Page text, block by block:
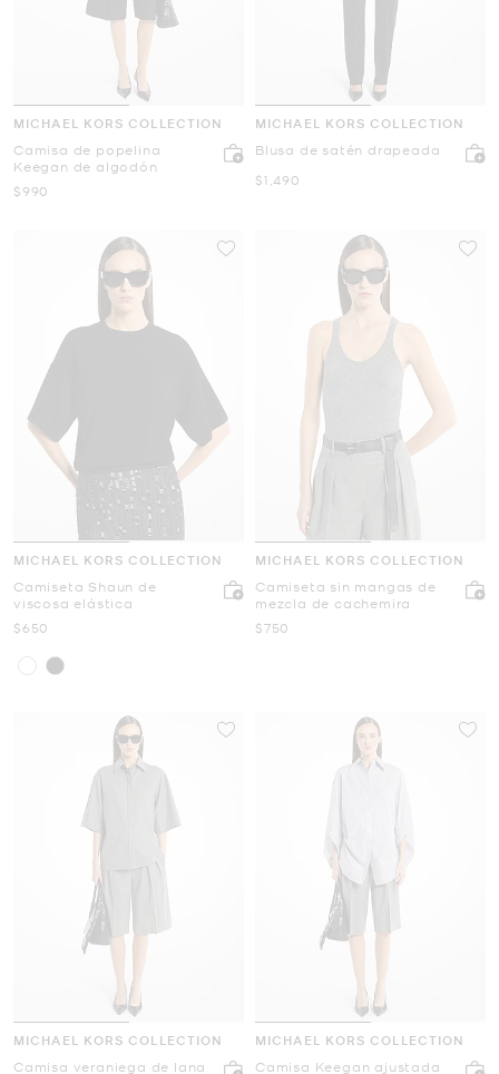
MICHAEL KORS COLLECTION
Camisa de popelina
Keegan de algodón
Ahora
$990
MICHAEL KORS COLLECTION
Blusa de satén drapeada
Ahora
$1,490
MICHAEL KORS COLLECTION
Camiseta Shaun de
viscosa elástica
Ahora
$650
MICHAEL KORS COLLECTION
Camiseta sin mangas de
mezcla de cachemira
Ahora
$750
MICHAEL KORS COLLECTION
Camisa veraniega de lana
MICHAEL KORS COLLECTION
Camisa Keegan ajustada